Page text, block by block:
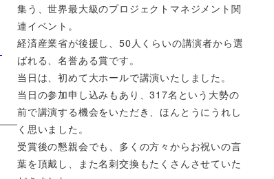
集う、世界最大級のプロジェクトマネジメント関
連イベント。
経済産業省が後援し、50人くらいの講演者から選
ばれる、名誉ある賞です。
当日は、初めて大ホールで講演いたしました。
当日の参加申し込みもあり、317名という大勢の
前で講演する機会をいただき、ほんとうにうれし
く思いました。
受賞後の懇親会でも、多くの方々からお祝いの言
葉を頂戴し、また名刺交換もたくさんさせていた